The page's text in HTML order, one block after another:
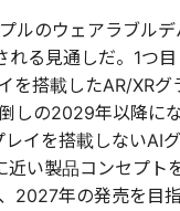
ルのウェアラブルデ
る見通しだ。1つ目
を搭載したAR/XRグ
しの2029年以降に
イを搭載しないAIグ
近い製品コンセプト
2027年の発売を目